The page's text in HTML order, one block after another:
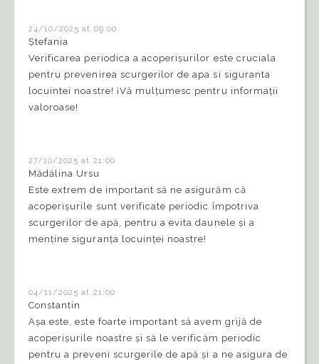
24/10/2025 at 09:00
Ștefania
Verificarea periodica a acoperișurilor este cruciala
pentru prevenirea scurgerilor de apa si siguranta
locuintei noastre! ¡Vă mulțumesc pentru informații
valoroase!
27/10/2025 at 21:00
Mădălina Ursu
Este extrem de important să ne asigurăm că
acoperișurile sunt verificate periodic împotriva
scurgerilor de apă, pentru a evita daunele și a
menține siguranța locuinței noastre!
04/11/2025 at 21:00
Constantin
Așa este, este foarte important să avem grijă de
acoperișurile noastre și să le verificăm periodic
pentru a preveni scurgerile de apă și a ne asigura de